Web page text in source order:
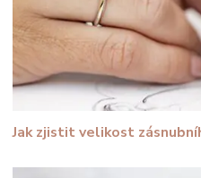
Jak zjistit velikost